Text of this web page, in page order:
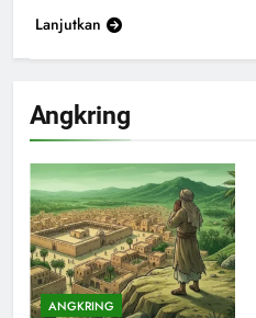
Angkring
ANGKRING
Lanjutkan